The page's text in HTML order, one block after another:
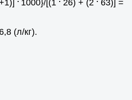
1000}/[(1 26) + (2
63)] =
(л/кг).